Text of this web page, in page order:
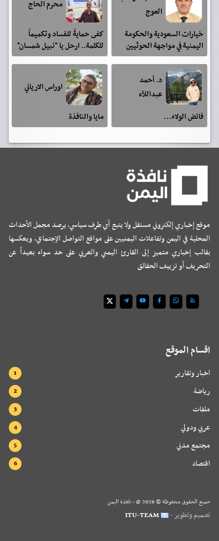
العوج
خيارات السعودية والحكومة
اليمنية في مواجهة الحوثيين
محرم الحاج
كفى حمايةً للفساد وتكميماً
للكلمة.. ارحل يا "نبيل شمسان"
د. أحمد
عبداللآه
فائض الولاء…
اوراس الارياني
مايا والنافذة
موقع إخباري إلكتروني مستقل ولا يتبع أي طرف سياسي، يرصد مجمل الأحداث
المحلية في اليمن وتفاعلات اليمنيين على مواقع التواصل الإجتماعي، ويعكسها
بقالب إخباري متميز إلى القارئ اليمني والعربي على حد سواء بعيداً عن
التحريف أو تزييف الحقائق
اقسام الموقع
اخبار وتقارير
رياضة
ملفات
عربي ودولي
مجتمع مدني
اقتصاد
جميع الحقوق محفوظة ©2026 @ - نافذة اليمن
تصميم وتطوير - ITU-TEAM